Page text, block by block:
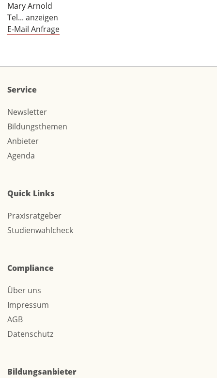
Mary Arnold
Tel... anzeigen
E-Mail Anfrage
Service
Newsletter
Bildungsthemen
Anbieter
Agenda
Quick Links
Praxisratgeber
Studienwahlcheck
Compliance
Über uns
Impressum
AGB
Datenschutz
Bildungsanbieter